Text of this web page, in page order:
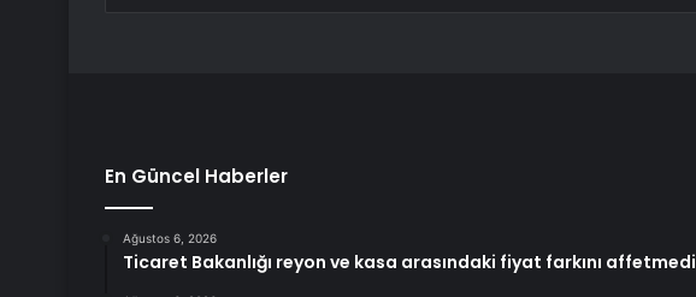
En Güncel Haberler
Ağustos 6, 2026
Ticaret Bakanlığı reyon ve kasa arasındaki fiyat farkını affetmedi